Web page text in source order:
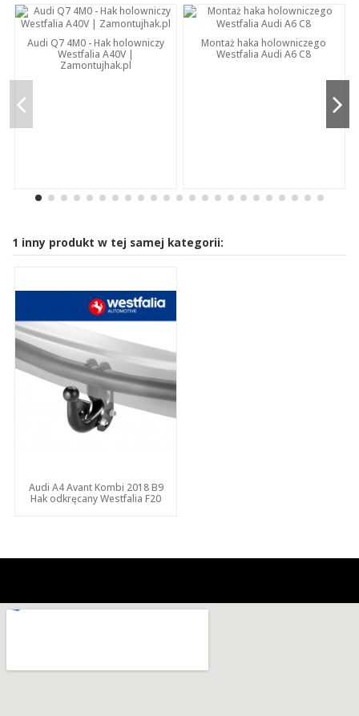
Audi Q7 4M0 - Hak holowniczy
Westfalia A40V |
Zamontujhak.pl
Montaż haka holowniczego
Westfalia Audi A6 C8
1 inny produkt w tej samej kategorii:
Audi A4 Avant Kombi 2018 B9
Hak odkręcany Westfalia F20